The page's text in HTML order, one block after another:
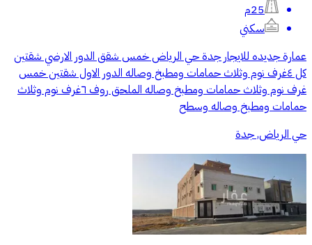
25م
سكني
عمارة جديده للايجار جدة حي الرياض خمس شقق الدور الارضي شقتين
كل ٤غرف نوم وثلاث حمامات ومطبخ وصاله الدور الاول شقتين خمس
غرف نوم وثلاث حمامات ومطبخ وصاله الملحق روف ٦غرف نوم وثلاث
حمامات ومطبخ وصاله وسطح
حي الرياض, جدة